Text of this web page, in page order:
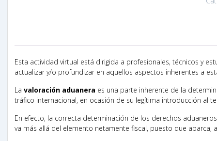
Esta actividad virtual está dirigida a profesionales, técnicos y
actualizar y/o profundizar en aquellos aspectos inherentes a
La valoración aduanera es una parte inherente de la
tráfico internacional, en ocasión de su legítima introducción al
En efecto, la correcta determinación de los derechos
va más allá del elemento netamente fiscal, puesto que abarca,